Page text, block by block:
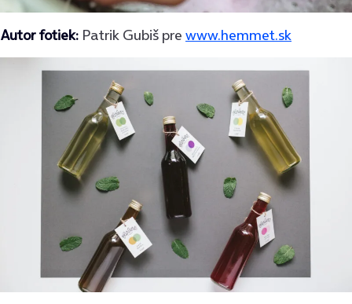
Autor fotiek: Patrik Gubiš pre www.hemmet.sk